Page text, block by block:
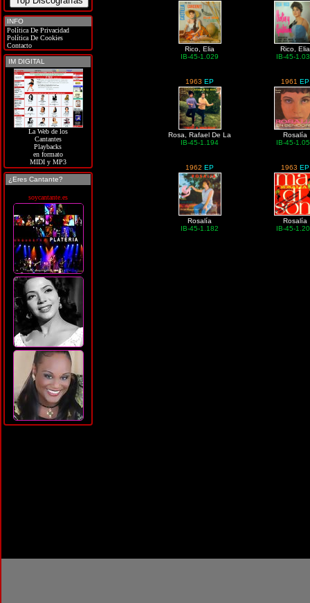
INFO
Política De Privacidad
Política De Cookies
Contacto
IM DIGITAL
La Web de los
Cantantes
Playbacks
en formato
MIDI y MP3
¿Eres Cantante?
soycantante.es
Rico, Elia
IB-45-1.029
Rico, Elia
IB-45-
1963 EP
Rosa, Rafael De La
IB-45-1.194
1961 EP
Rosalía
IB-45-
1962 EP
Rosalía
IB-45-1.182
1963 EP
Rosalía
IB-45-